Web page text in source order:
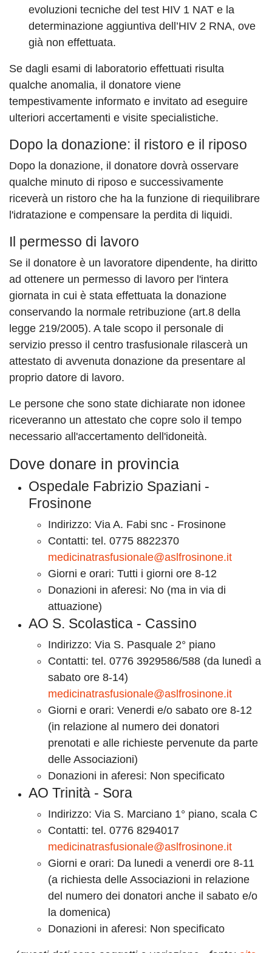
evoluzioni tecniche del test HIV 1 NAT e la
determinazione aggiuntiva dell’HIV 2 RNA, ove
già non effettuata.
Se dagli esami di laboratorio effettuati risulta
qualche anomalia, il donatore viene
tempestivamente informato e invitato ad eseguire
ulteriori accertamenti e visite specialistiche.
Dopo la donazione: il ristoro e il riposo
Dopo la donazione, il donatore dovrà osservare
qualche minuto di riposo e successivamente
riceverà un ristoro che ha la funzione di riequilibrare
l'idratazione e compensare la perdita di liquidi.
Il permesso di lavoro
Se il donatore è un lavoratore dipendente, ha diritto
ad ottenere un permesso di lavoro per l'intera
giornata in cui è stata effettuata la donazione
conservando la normale retribuzione (art.8 della
legge 219/2005). A tale scopo il personale di
servizio presso il centro trasfusionale rilascerà un
attestato di avvenuta donazione da presentare al
proprio datore di lavoro.
Le persone che sono state dichiarate non idonee
riceveranno un attestato che copre solo il tempo
necessario all'accertamento dell'idoneità.
Dove donare in provincia
Ospedale Fabrizio Spaziani -
Frosinone
Indirizzo: Via A. Fabi snc - Frosinone
Contatti: tel. 0775 8822370
medicinatrasfusionale@aslfrosinone.it
Giorni e orari: Tutti i giorni ore 8-12
Donazioni in aferesi: No (ma in via di
attuazione)
AO S. Scolastica - Cassino
Indirizzo: Via S. Pasquale 2° piano
Contatti: tel. 0776 3929586/588 (da lunedì a
sabato ore 8-14)
medicinatrasfusionale@aslfrosinone.it
Giorni e orari: Venerdi e/o sabato ore 8-12
(in relazione al numero dei donatori
prenotati e alle richieste pervenute da parte
delle Associazioni)
Donazioni in aferesi: Non specificato
AO Trinità - Sora
Indirizzo: Via S. Marciano 1° piano, scala C
Contatti: tel. 0776 8294017
medicinatrasfusionale@aslfrosinone.it
Giorni e orari: Da lunedi a venerdi ore 8-11
(a richiesta delle Associazioni in relazione
del numero dei donatori anche il sabato e/o
la domenica)
Donazioni in aferesi: Non specificato